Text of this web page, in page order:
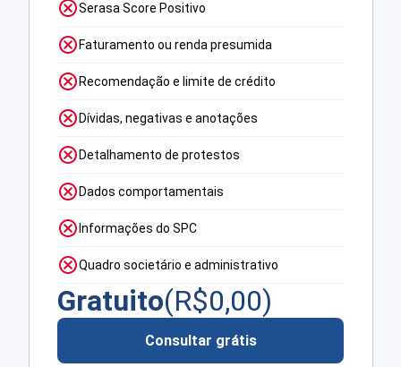
Serasa Score Positivo
Faturamento ou renda presumida
Recomendação e limite de crédito
Dívidas, negativas e anotações
Detalhamento de protestos
Dados comportamentais
Informações do SPC
Quadro societário e administrativo
Gratuito(R$0,00)
Consultar grátis